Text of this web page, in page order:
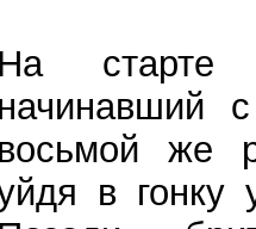
На
начинавший
восьмой же
в гонку